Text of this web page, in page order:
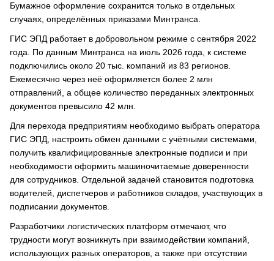
Бумажное оформление сохранится только в отдельных
случаях, определённых приказами Минтранса.
ГИС ЭПД работает в добровольном режиме с сентября 2022
года. По данным Минтранса на июль 2026 года, к системе
подключились около 20 тыс. компаний из 83 регионов.
Ежемесячно через неё оформляется более 2 млн
отправлений, а общее количество переданных электронных
документов превысило 42 млн.
Для перехода предприятиям необходимо выбрать оператора
ГИС ЭПД, настроить обмен данными с учётными системами,
получить квалифицированные электронные подписи и при
необходимости оформить машиночитаемые доверенности
для сотрудников. Отдельной задачей становится подготовка
водителей, диспетчеров и работников складов, участвующих в
подписании документов.
Разработчики логистических платформ отмечают, что
трудности могут возникнуть при взаимодействии компаний,
использующих разных операторов, а также при отсутствии